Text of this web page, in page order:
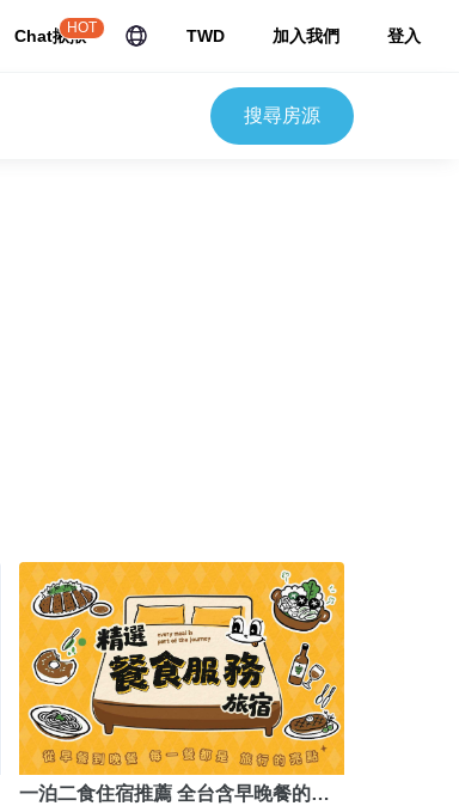
Chat揪揪
HOT TWD 加入我們 登入
搜尋房源
一泊二食住宿推薦 全台含早晚餐的…